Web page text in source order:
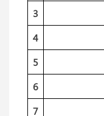
3
4
5
6
7